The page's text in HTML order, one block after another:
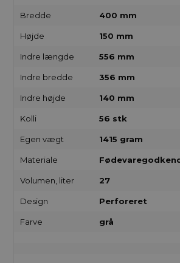
Bredde 400 mm
Højde 150 mm
Indre længde 556 mm
Indre bredde 356 mm
Indre højde 140 mm
Kolli 56 stk
Egen vægt 1415 gram
Materiale
Volumen, liter 27
Design Perforeret
Farve grå